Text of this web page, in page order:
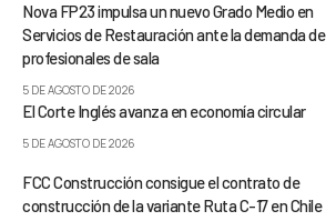
Nova FP23 impulsa un nuevo Grado Medio en
Servicios de Restauración ante la demanda de
profesionales de sala
5 DE AGOSTO DE 2026
El Corte Inglés avanza en economía circular
5 DE AGOSTO DE 2026
FCC Construcción consigue el contrato de
construcción de la variante Ruta C-17 en Chile